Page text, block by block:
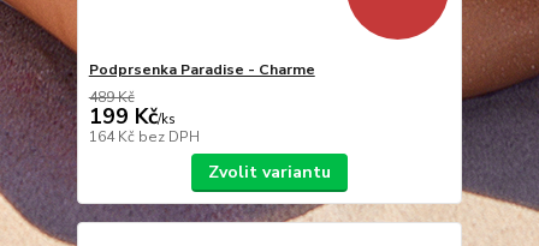
Podprsenka Paradise - Charme
489 Kč
199 Kč/ks
164 Kč bez DPH
Zvolit variantu